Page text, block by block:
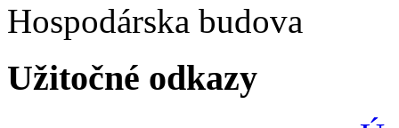
Hospodárska budova
Užitočné odkazy